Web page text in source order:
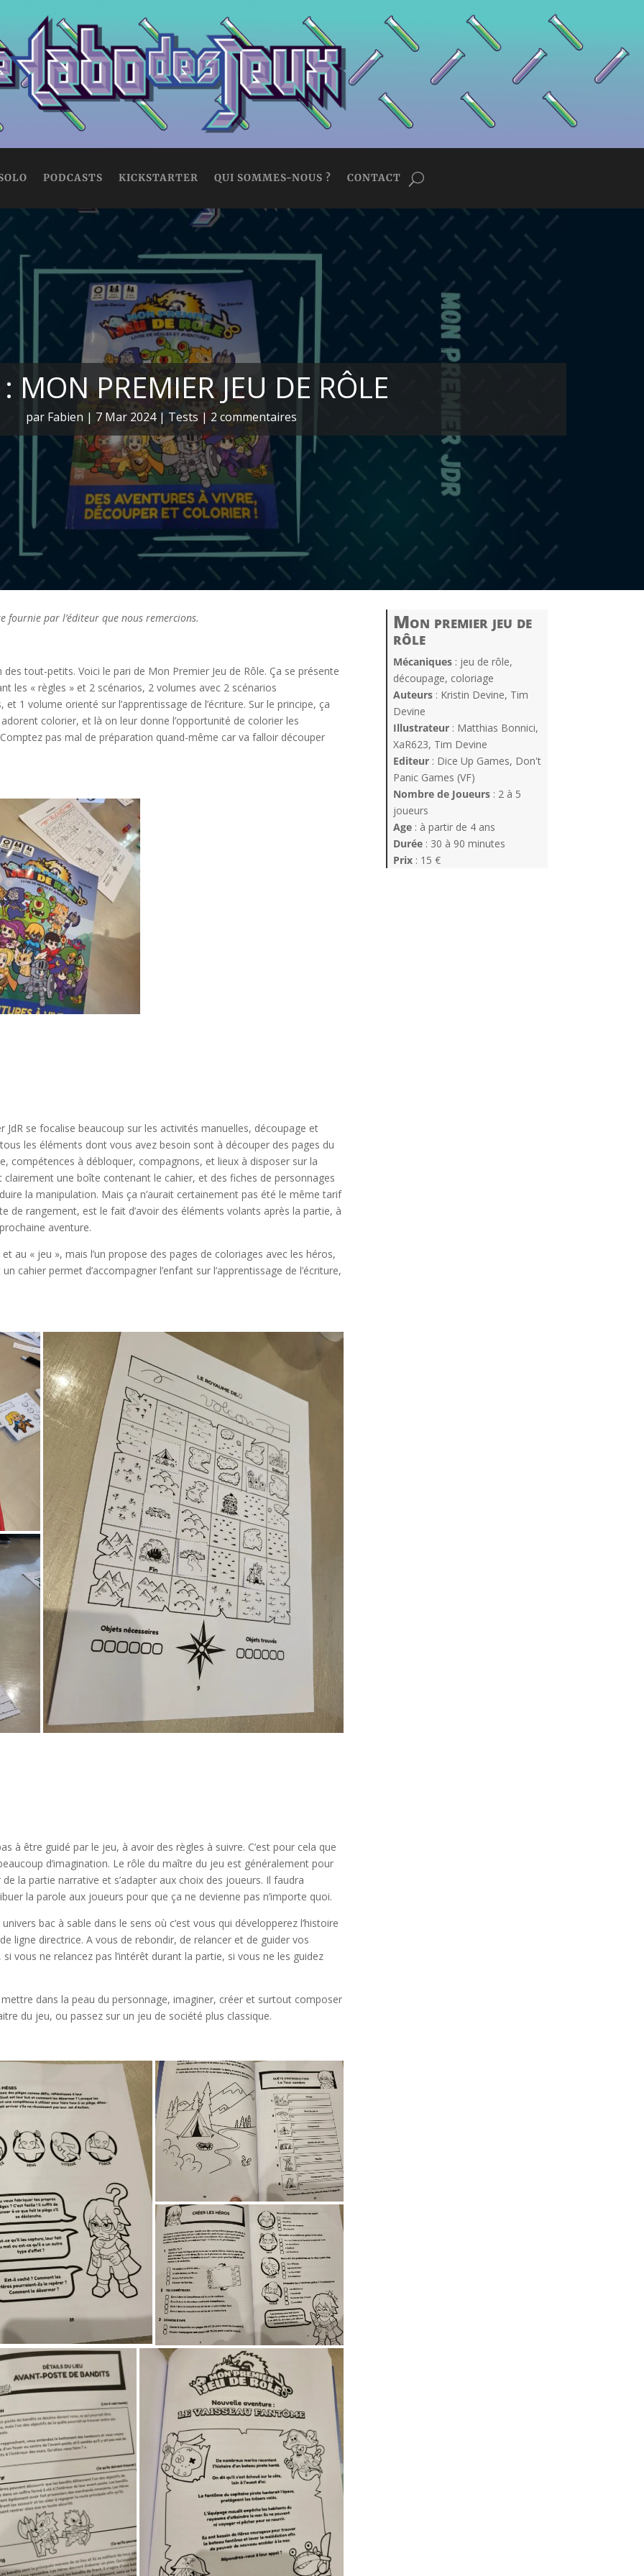
PODCASTS KICKSTARTER QUI SOMMES-NOUS ? CONTACT
MON PREMIER JEU DE RÔLE
par Fabien | 7 Mar 2024| Tests | 2 commentaires
fournie par l’éditeur que nous remercions.
tout-petits. Voici le pari de Mon Premier Jeu de Rôle. Ça se présente
les « règles » et 2 scénarios, 2 volumes avec 2 scénarios
1 volume orienté sur l’apprentissage de l’écriture. Sur le principe, ça
colorier, et là on leur donne l’opportunité de colorier les
pas mal de préparation quand-même car va falloir découper
JdR se focalise beaucoup sur les activités manuelles, découpage et
les éléments dont vous avez besoin sont à découper des pages du
compétences à débloquer, compagnons, et lieux à disposer sur la
clairement une boîte contenant le cahier, et des fiches de personnages
la manipulation. Mais ça n’aurait certainement pas été le même tarif
de rangement, est le fait d’avoir des éléments volants après la partie, à
aventure.
au « jeu », mais l’un propose des pages de coloriages avec les héros,
cahier permet d’accompagner l’enfant sur l’apprentissage de l’écriture,
à être guidé par le jeu, à avoir des règles à suivre. C’est pour cela que
d’imagination. Le rôle du maître du jeu est généralement pour
la partie narrative et s’adapter aux choix des joueurs. Il faudra
la parole aux joueurs pour que ça ne devienne pas n’importe quoi.
bac à sable dans le sens où c’est vous qui développerez l’histoire
ligne directrice. A vous de rebondir, de relancer et de guider vos
vous ne relancez pas l’intérêt durant la partie, si vous ne les guidez
dans la peau du personnage, imaginer, créer et surtout composer
du jeu, ou passez sur un jeu de société plus classique.
Mon premier jeu de
rôle
Mécaniques : jeu de rôle,
découpage, coloriage
Auteurs : Kristin Devine, Tim
Devine
Illustrateur : Matthias Bonnici,
XaR623, Tim Devine
Editeur : Dice Up Games, Don't
Panic Games (VF)
Nombre de Joueurs : 2 à 5
joueurs
Age : à partir de 4 ans
Durée : 30 à 90 minutes
Prix : 15 €